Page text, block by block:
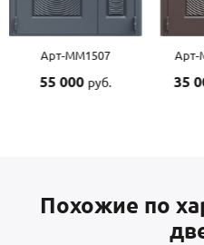
Арт-ММ1507
55 000 руб.
Арт-
35
Похожие по